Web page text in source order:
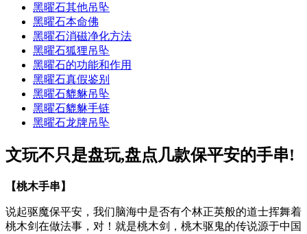
黑曜石其他吊坠
黑曜石本命佛
黑曜石消磁净化方法
黑曜石狐狸吊坠
黑曜石的功能和作用
黑曜石真假鉴别
黑曜石貔貅吊坠
黑曜石貔貅手链
黑曜石龙牌吊坠
文玩不只是盘玩,盘点几款保平安的手串!
【桃木手串】
说起驱魔保平安，我们脑海中是否有个林正英般的道士挥舞着
桃木剑在做法事，对！就是桃木剑，桃木驱鬼的传说源于中国